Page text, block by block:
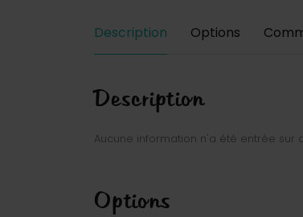
Description Options
Description
Aucune information n'a été entrée sur
Options